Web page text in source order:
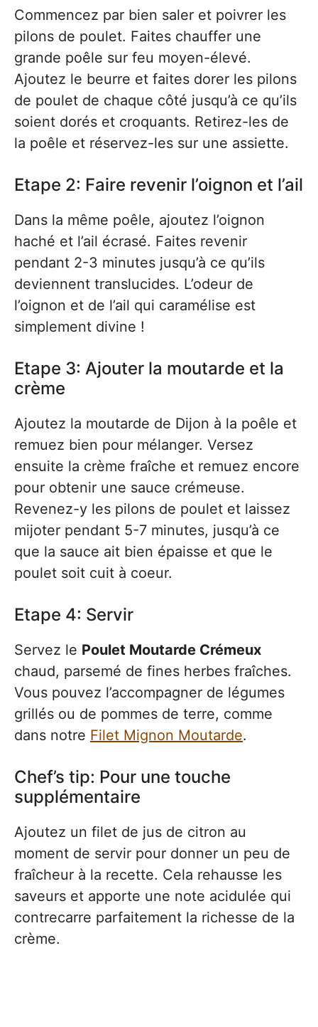
Commencez par bien saler et poivrer les
pilons de poulet. Faites chauffer une
grande poêle sur feu moyen-élevé.
Ajoutez le beurre et faites dorer les pilons
de poulet de chaque côté jusqu’à ce qu’ils
soient dorés et croquants. Retirez-les de
la poêle et réservez-les sur une assiette.
Etape 2: Faire revenir l’oignon et l’ail
Dans la même poêle, ajoutez l’oignon
haché et l’ail écrasé. Faites revenir
pendant 2-3 minutes jusqu’à ce qu’ils
deviennent translucides. L’odeur de
l’oignon et de l’ail qui caramélise est
simplement divine !
Etape 3: Ajouter la moutarde et la
crème
Ajoutez la moutarde de Dijon à la poêle et
remuez bien pour mélanger. Versez
ensuite la crème fraîche et remuez encore
pour obtenir une sauce crémeuse.
Revenez-y les pilons de poulet et laissez
mijoter pendant 5-7 minutes, jusqu’à ce
que la sauce ait bien épaisse et que le
poulet soit cuit à coeur.
Etape 4: Servir
Servez le Poulet Moutarde Crémeux
chaud, parsemé de fines herbes fraîches.
Vous pouvez l’accompagner de légumes
grillés ou de pommes de terre, comme
dans notre Filet Mignon Moutarde.
Chef’s tip: Pour une touche
supplémentaire
Ajoutez un filet de jus de citron au
moment de servir pour donner un peu de
fraîcheur à la recette. Cela rehausse les
saveurs et apporte une note acidulée qui
contrecarre parfaitement la richesse de la
crème.